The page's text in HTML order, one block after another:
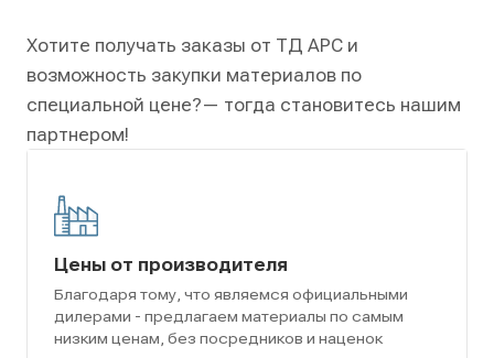
Хотите получать заказы от ТД АРС и
возможность закупки материалов по
специальной цене?— тогда становитесь нашим
партнером!
Цены от производителя
Благодаря тому, что являемся официальными
дилерами - предлагаем материалы по самым
низким ценам, без посредников и наценок